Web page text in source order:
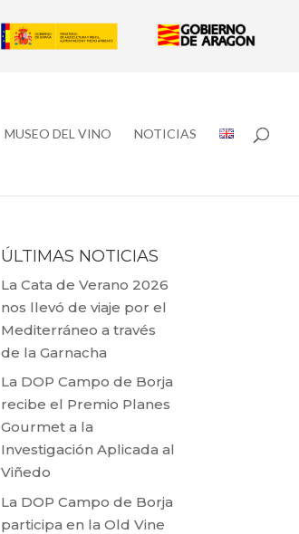
MUSEO DEL VINO NOTICIAS
ÚLTIMAS NOTICIAS
La Cata de Verano 2026
nos llevó de viaje por el
Mediterráneo a través
de la Garnacha
La DOP Campo de Borja
recibe el Premio Planes
Gourmet a la
Investigación Aplicada al
Viñedo
La DOP Campo de Borja
participa en la Old Vine